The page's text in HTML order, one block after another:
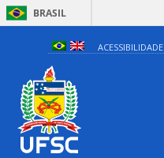
BRASIL
ACESSIBILIDADE